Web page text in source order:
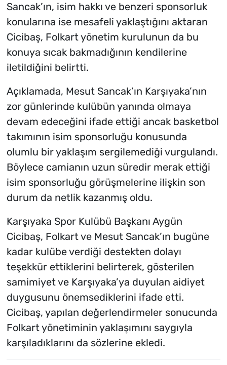
Sancak’ın, isim hakkı ve benzeri sponsorluk
konularına ise mesafeli yaklaştığını aktaran
Cicibaş, Folkart yönetim kurulunun da bu
konuya sıcak bakmadığının kendilerine
iletildiğini belirtti.
Açıklamada, Mesut Sancak’ın Karşıyaka’nın
zor günlerinde kulübün yanında olmaya
devam edeceğini ifade ettiği ancak basketbol
takımının isim sponsorluğu konusunda
olumlu bir yaklaşım sergilemediği vurgulandı.
Böylece camianın uzun süredir merak ettiği
isim sponsorluğu görüşmelerine ilişkin son
durum da netlik kazanmış oldu.
Karşıyaka Spor Kulübü Başkanı Aygün
Cicibaş, Folkart ve Mesut Sancak’ın bugüne
kadar kulübe verdiği destekten dolayı
teşekkür ettiklerini belirterek, gösterilen
samimiyet ve Karşıyaka’ya duyulan aidiyet
duygusunu önemsediklerini ifade etti.
Cicibaş, yapılan değerlendirmeler sonucunda
Folkart yönetiminin yaklaşımını saygıyla
karşıladıklarını da sözlerine ekledi.